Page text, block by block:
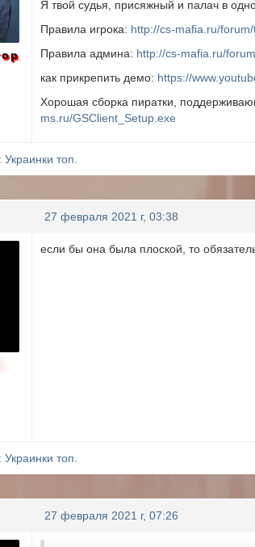
Я твой судья, присяжный и палач в
Правила игрока: http://cs-mafia.ru/forum/
Правила админа: http://cs-mafia.ru/
как прикрепить демо: https://
Хорошая сборка пиратки,
ms.ru/GSClient_Setup.exe
Украинки топ.
27 февраля 2021 г, 03:38
если бы она была плоской, то
Украинки топ.
27 февраля 2021 г, 07:26